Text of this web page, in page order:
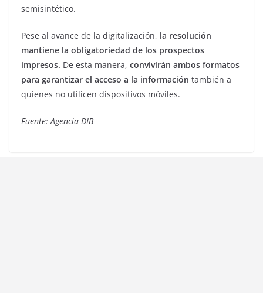
semisintético.
Pese al avance de la digitalización, la resolución
mantiene la obligatoriedad de los prospectos
impresos. De esta manera, convivirán ambos formatos
para garantizar el acceso a la información también a
quienes no utilicen dispositivos móviles.
Fuente: Agencia DIB